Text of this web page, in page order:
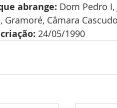
abrange: Dom Pedro
Gramoré, Câmara
24/05/1990